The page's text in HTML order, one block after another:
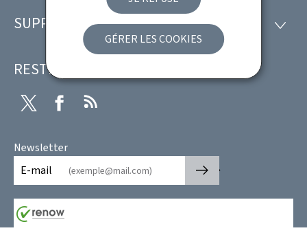
GÉRER LES COOKIES
page
SUPPORT
RESTEZ CONNECTÉ
Twitter Facebook
Newsletter
E-mail
🡒